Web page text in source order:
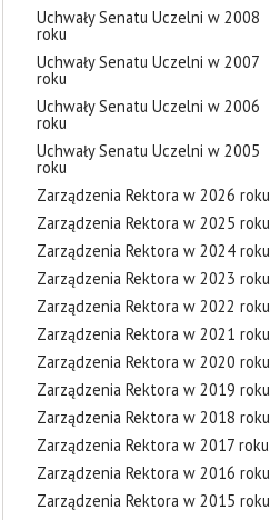
Uchwały Senatu Uczelni w 2008
roku
Uchwały Senatu Uczelni w 2007
roku
Uchwały Senatu Uczelni w 2006
roku
Uchwały Senatu Uczelni w 2005
roku
Zarządzenia Rektora w 2026 roku
Zarządzenia Rektora w 2025 roku
Zarządzenia Rektora w 2024 roku
Zarządzenia Rektora w 2023 roku
Zarządzenia Rektora w 2022 roku
Zarządzenia Rektora w 2021 roku
Zarządzenia Rektora w 2020 roku
Zarządzenia Rektora w 2019 roku
Zarządzenia Rektora w 2018 roku
Zarządzenia Rektora w 2017 roku
Zarządzenia Rektora w 2016 roku
Zarządzenia Rektora w 2015 roku